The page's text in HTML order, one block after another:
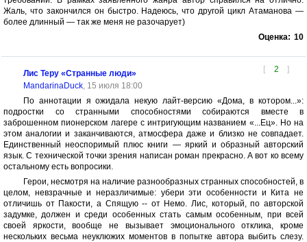
Жаль, что закончился он быстро. Надеюсь, что другой цикл Атаманова —
более длинный — так же меня не разочарует)
Оценка: 10
[ 2 ]
Лис Теру «Странные люди»
MandarinaDuck, 15 июля 18:00
По аннотации я ожидала некую лайт-версию «Дома, в котором...»:
подростки со странными способностями собираются вместе в
заброшенном пионерском лагере с интригующим названием «...Ец». Но на
этом аналогии и заканчиваются, атмосфера даже и близко не совпадает.
Единственный неоспоримый плюс книги — яркий и образный авторский
язык. С технической точки зрения написан роман прекрасно. А вот ко всему
остальному есть вопросики.
Герои, несмотря на наличие разнообразных странных способностей, в
целом, невзрачные и неразличимые: убери эти особенности и Кита не
отличишь от Пакости, а Спящую -- от Немо. Лис, который, по авторской
задумке, должен и среди особенных стать самым особенным, при всей
своей яркости, вообще не вызывает эмоционального отклика, кроме
нескольких весьма неуклюжих моментов в попытке автора выбить слезу.